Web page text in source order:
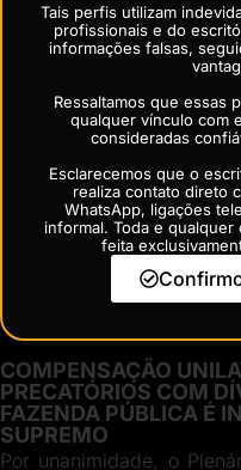
DESEMBARGADORA
REVISÃO CRIMINAL,
CONDENATÓRIA
A desembargadora
cautelarmente, sentença
prefeito de município do
COMPENSAÇÃO
PRECATÓRIOS COM
FAZENDA PÚBLICA É
SUPREMO
Por unanimidade, o
Tais perfis utilizam
profissionais e do
informações falsas,
Ressaltamos que essas
qualquer vínculo com
consideradas
Esclarecemos que o
realiza contato direto
WhatsApp, ligações
informal. Toda e qualquer
feita